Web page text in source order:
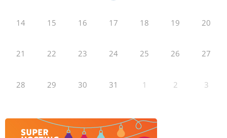
14 15 16 17 18 19 20
21 22 23 24 25 26 27
28 29 30 31 1 2 3